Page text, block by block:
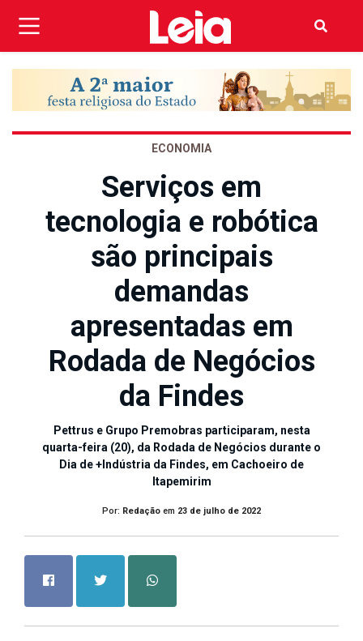
ECONOMIA
Serviços em
tecnologia e robótica
são principais
demandas
apresentadas em
Rodada de Negócios
da Findes
Pettrus e Grupo Premobras participaram, nesta
quarta-feira (20), da Rodada de Negócios durante o
Dia de +Indústria da Findes, em Cachoeiro de
Itapemirim
Por: Redação em 23 de julho de 2022